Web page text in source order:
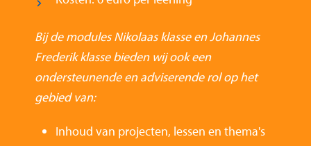
Bij de modules Nikolaas klasse en Johannes
Frederik klasse bieden wij ook een
ondersteunende en adviserende rol op het
gebied van:
Inhoud van projecten, lessen en thema's